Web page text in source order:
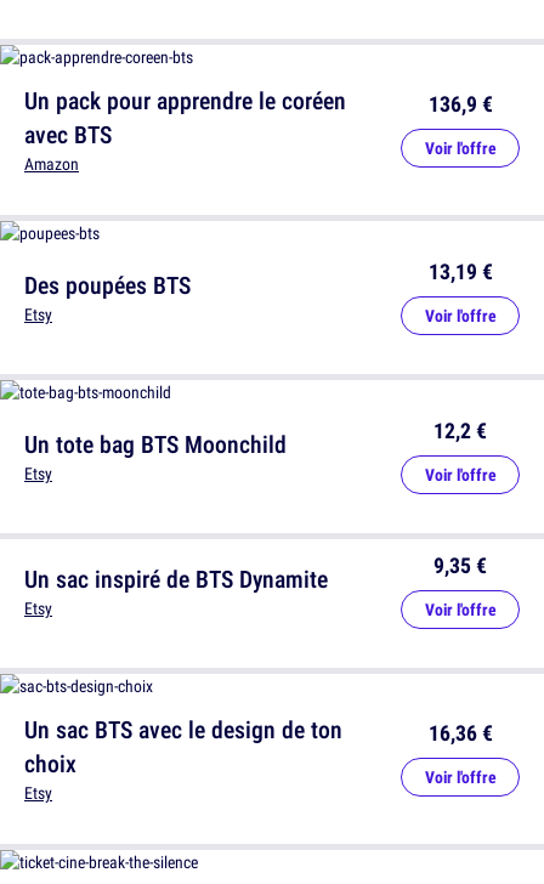
Des poupées BTS
Etsy
13,19 €
Voir l'offre
Un sac inspiré de BTS Dynamite
Etsy
9,35 €
Voir l'offre
Un pack pour apprendre le coréen
avec BTS
Amazon
136,9 €
Voir l'offre
Un tote bag BTS Moonchild
Etsy
12,2 €
Voir l'offre
Un sac BTS avec le design de ton
choix
Etsy
16,36 €
Voir l'offre